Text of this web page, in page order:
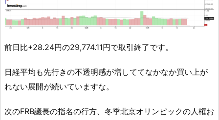
前日比+28.24円の29,774.11円で取引終了です。
日経平均も先行きの不透明感が増しててなかなか買い上が
れない展開が続いていますな。
次のFRB議長の指名の行方、冬季北京オリンピックの人権お